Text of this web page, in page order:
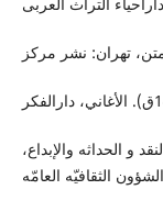
النقد و الحداثه والإبداع،